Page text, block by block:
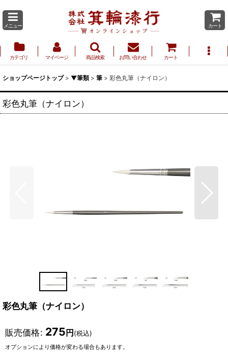
メニュー カート
カテゴリ マイページ 商品検索 お問い合わせ カート
ショップページトップ > ▼筆類 > 筆 > 彩色丸筆（ナイロン）
彩色丸筆（ナイロン）
彩色丸筆（ナイロン）
販売価格: 275円(税込)
オプションにより価格が変わる場合もあります。